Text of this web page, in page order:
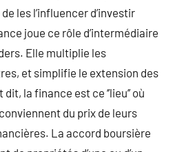
les l’influencer d’investir
joue ce rôle d’intermédiaire
Elle multiplie les
et simplifie le extension des
la finance est ce ‘’lieu’’ où
du prix de leurs
La accord boursière